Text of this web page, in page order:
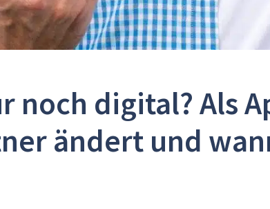
noch digital? Als
ändert und